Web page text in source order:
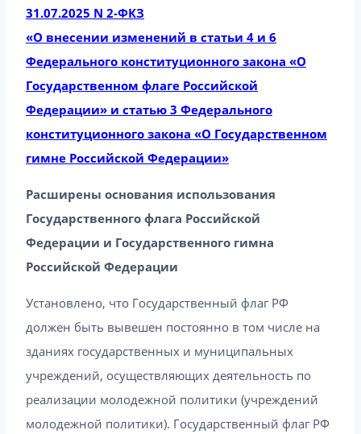
31.07.2025 N 2-ФКЗ
«О внесении изменений в статьи 4 и 6
Федерального конституционного закона «О
Государственном флаге Российской
Федерации» и статью 3 Федерального
конституционного закона «О Государственном
гимне Российской Федерации»
Расширены основания использования
Государственного флага Российской
Федерации и Государственного гимна
Российской Федерации
Установлено, что Государственный флаг РФ
должен быть вывешен постоянно в том числе на
зданиях государственных и муниципальных
учреждений, осуществляющих деятельность по
реализации молодежной политики (учреждений
молодежной политики). Государственный флаг РФ